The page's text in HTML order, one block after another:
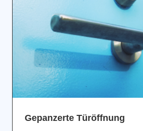
Gepanzerte Türöffnung